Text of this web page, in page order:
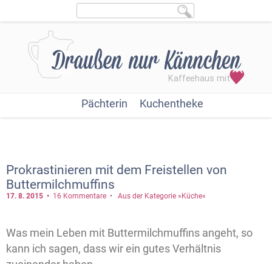
Pächterin Kuchentheke
Prokrastinieren mit dem Freistellen von
Buttermilchmuffins
17. 8. 2015 16 Kommentare Aus der Kategorie »Küche«
Was mein Leben mit Buttermilchmuffins angeht, so
kann ich sagen, dass wir ein gutes Verhältnis